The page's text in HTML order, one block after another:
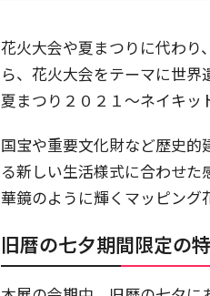
花火大会や夏まつりに代わり
ら、花火大会をテーマに世
夏まつり２０２１〜ネイキッ
国宝や重要文化財など歴史
る新しい生活様式に合わせ
華鏡のように輝くマッピング
旧暦の七夕期間限定の